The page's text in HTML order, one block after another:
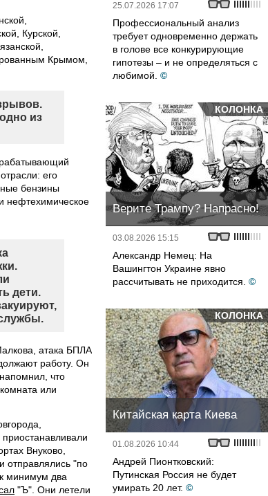
Курской,
Крымом,
из
его
бензины
нефтехимическое
дети.
атака БПЛА
работу. Он
что
или
Внуково,
отправлялись "по
минимум два
"Ъ". Они летели
25.07.2026 17:07
Профессиональный анализ
требует одновременно держать
в голове все конкурирующие
гипотезы – и не определяться с
любимой. ©
КОЛОНКА
Верите Трампу? Напрасно!
03.08.2026 15:15
Александр Немец: На
Вашингтон Украине явно
рассчитывать не приходится. ©
КОЛОНКА
Китайская карта Киева
01.08.2026 10:44
Андрей Пионтковский:
Путинская Россия не будет
умирать 20 лет. ©